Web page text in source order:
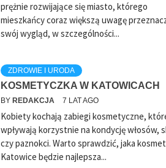
prężnie rozwijające się miasto, którego
mieszkańcy coraz większą uwagę
swój wygląd, w szczególności...
ZDROWIE I URODA
KOSMETYCZKA W KATOWICACH
BY REDAKCJA 7 LAT AGO
Kobiety kochają zabiegi kosmetyczne,
wpływają korzystnie na kondycję włosów,
czy paznokci. Warto sprawdzić, jaka
Katowice będzie najlepsza...